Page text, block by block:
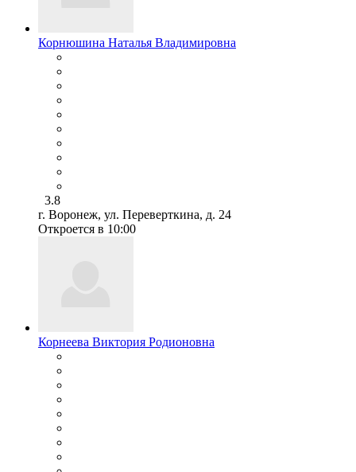
Корнюшина Наталья Владимировна
3.8
г. Воронеж, ул. Переверткина, д. 24
Откроется в 10:00
Корнеева Виктория Родионовна